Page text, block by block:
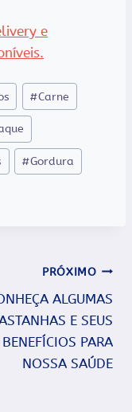
e
#Carne
#Gordura
PRÓXIMO
ALGUMAS
E SEUS
BENEFÍCIOS PARA
NOSSA SAÚDE